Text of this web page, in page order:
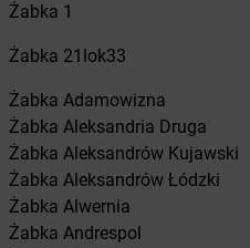
Żabka 1
Żabka 21lok33
Żabka Adamowizna
Żabka Aleksandria Druga
Żabka Aleksandrów Kujawski
Żabka Aleksandrów Łódzki
Żabka Alwernia
Żabka Andrespol